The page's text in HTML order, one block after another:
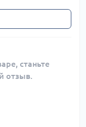
станьте
отзыв.